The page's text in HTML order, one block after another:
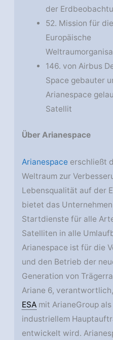
der
52. Mission für die
Europäische
146. von Airbus
Space gebauter
Arianespace
Satellit
Über Arianespace
Arianespace erschließt
Weltraum zur
Lebensqualität auf der
bietet das
Startdienste für alle
Satelliten in alle
Arianespace ist für die
und den Betrieb der
Generation von
Ariane 6,
ESA mit ArianeGroup als
industriellem
entwickelt wird.